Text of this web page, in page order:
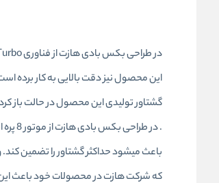
باعث میشود حداکثر گشتاور را تضمین